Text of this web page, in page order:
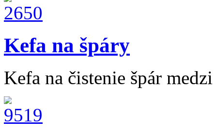
Kefa na špáry
Kefa na čistenie špár